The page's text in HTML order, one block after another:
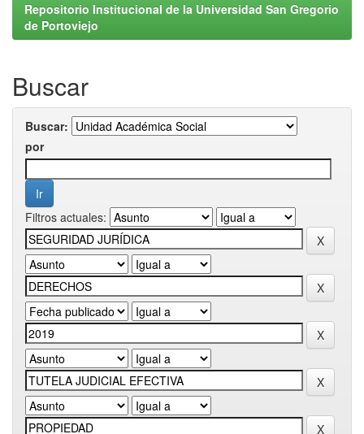
Repositorio Institucional de la Universidad San Gregorio
de Portoviejo
Buscar
Buscar:
por
Filtros actuales: